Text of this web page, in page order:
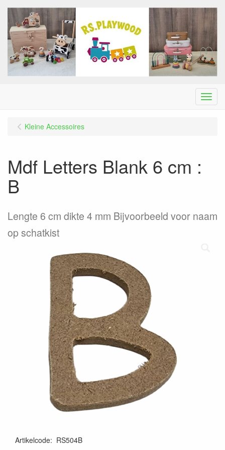
Menu
Kleine Accessoires
Mdf Letters Blank 6 cm :
B
Lengte 6 cm dikte 4 mm Bijvoorbeeld voor naam
op schatkist
Artikelcode: RS504B